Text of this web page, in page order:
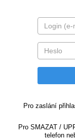
Pro zaslání
Pro SMAZAT /
telefon